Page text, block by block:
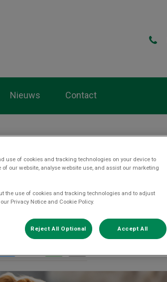
Nieuws Contact
2022
2022, 09:47
use of cookies and tracking technologies on your device to
our website, analyse website use, and assist our marketing
the use of cookies and tracking technologies and to adjust
Privacy Notice and Cookie Policy.
Reject All Optional Accept All